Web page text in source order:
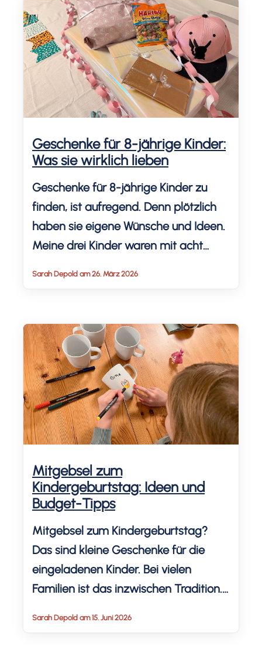
Geschenke für 8-jährige Kinder:
Was sie wirklich lieben
Geschenke für 8-jährige Kinder zu
finden, ist aufregend. Denn plötzlich
haben sie eigene Wünsche und Ideen.
Meine drei Kinder waren mit acht
Mädchen und Jungen so
unterschiedlich sind, teile ich die
besten Geschenkideen für Kinder ab
acht Jahren in diesem Blogartikel. […]
Sarah Depold am 26. März 2026
Mitgebsel zum
Kindergeburtstag: Ideen und
Budget-Tipps
Mitgebsel zum Kindergeburtstag?
Das sind kleine Geschenke für die
eingeladenen Kinder. Bei vielen
Familien ist das inzwischen Tradition.
sein und was schenken Eltern am
Sarah Depold am 15. Juni 2026